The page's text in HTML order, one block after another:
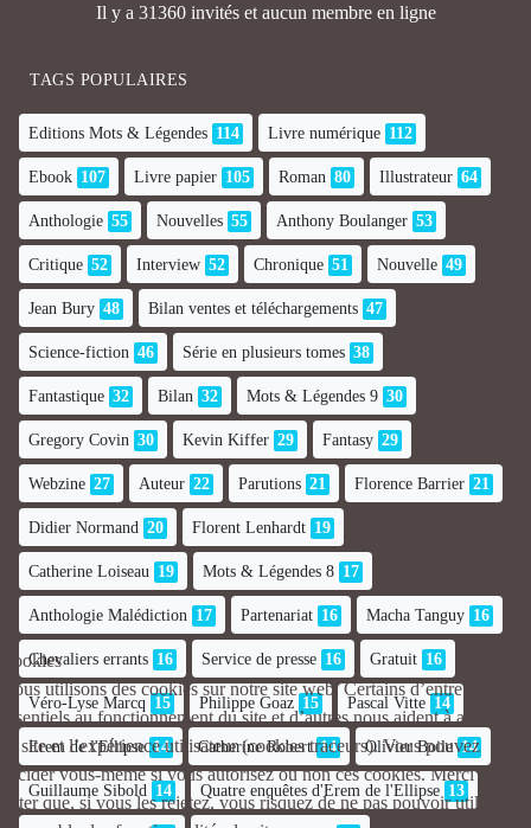
Il y a 31360 invités et aucun membre en ligne
TAGS POPULAIRES
Editions Mots & Légendes 114 Livre numérique 112
Ebook 107 Livre papier 105 Roman 80 Illustrateur 64
Anthologie 55 Nouvelles 55 Anthony Boulanger 53
Critique 52 Interview 52 Chronique 51 Nouvelle 49
Jean Bury 48 Bilan ventes et téléchargements 47
Science-fiction 46 Série en plusieurs tomes 38
Fantastique 32 Bilan 32 Mots & Légendes 9 30
Gregory Covin 30 Kevin Kiffer 29 Fantasy 29
Webzine 27 Auteur 22 Parutions 21 Florence Barrier 21
Didier Normand 20 Florent Lenhardt 19
Catherine Loiseau 19 Mots & Légendes 8 17
Anthologie Malédiction 17 Partenariat 16 Macha Tanguy 16
Chevaliers errants 16 Service de presse 16 Gratuit 16
Véro-Lyse Marcq 15 Philippe Goaz 15 Pascal Vitte 14
Erem de l'Ellipse 14 Catherine Robert 14 Olivier Boile 14
Guillaume Sibold 14 Quatre enquêtes d'Erem de l'Ellipse 13
Cookies
Nous utilisons des cookies sur notre site web. Certains d’entre eux sont
essentiels au fonctionnement du site et d’autres nous aident à améliorer
ce site et l’expérience utilisateur (cookies traceurs). Vous pouvez
décider vous-même si vous autorisez ou non ces cookies. Merci de
noter que, si vous les rejetez, vous risquez de ne pas pouvoir utiliser